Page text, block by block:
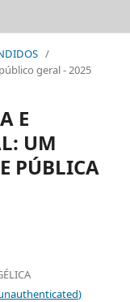
/
geral - 2025
E
UM
PÚBLICA